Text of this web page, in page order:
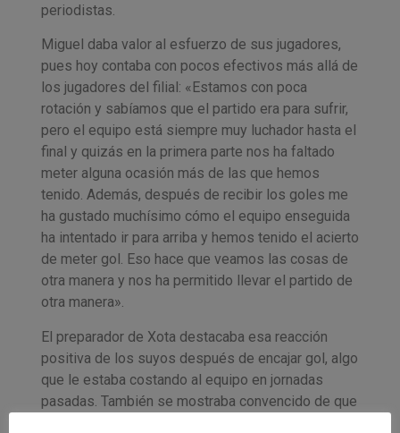
periodistas.
Miguel daba valor al esfuerzo de sus jugadores,
pues hoy contaba con pocos efectivos más allá de
los jugadores del filial: «Estamos con poca
rotación y sabíamos que el partido era para sufrir,
pero el equipo está siempre muy luchador hasta el
final y quizás en la primera parte nos ha faltado
meter alguna ocasión más de las que hemos
tenido. Además, después de recibir los goles me
ha gustado muchísimo cómo el equipo enseguida
ha intentado ir para arriba y hemos tenido el acierto
de meter gol. Eso hace que veamos las cosas de
otra manera y nos ha permitido llevar el partido de
otra manera».
El preparador de Xota destacaba esa reacción
positiva de los suyos después de encajar gol, algo
que le estaba costando al equipo en jornadas
pasadas. También se mostraba convencido de que